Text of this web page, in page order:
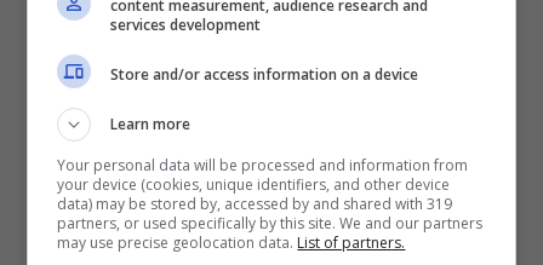
aderentissimo che fa sognare ad occhi
aperti.
content measurement, audience research and
services development
Store and/or access information on a device
Learn more
Your personal data will be processed and information from
your device (cookies, unique identifiers, and other device
data) may be stored by, accessed by and shared with 319
partners, or used specifically by this site. We and our partners
may use precise geolocation data. List of partners.